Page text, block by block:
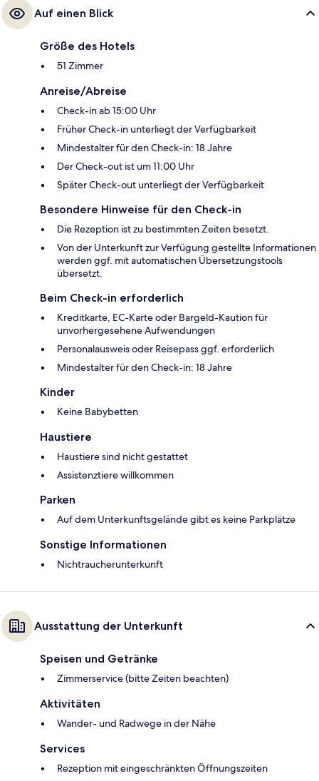
Auf einen Blick
Größe des Hotels
51 Zimmer
Anreise/Abreise
Check-in ab 15:00 Uhr
Früher Check-in unterliegt der Verfügbarkeit
Mindestalter für den Check-in: 18 Jahre
Der Check-out ist um 11:00 Uhr
Später Check-out unterliegt der Verfügbarkeit
Besondere Hinweise für den Check-in
Die Rezeption ist zu bestimmten Zeiten besetzt.
Von der Unterkunft zur Verfügung gestellte Informationen
werden ggf. mit automatischen Übersetzungstools
übersetzt.
Beim Check-in erforderlich
Kreditkarte, EC-Karte oder Bargeld-Kaution für
unvorhergesehene Aufwendungen
Personalausweis oder Reisepass ggf. erforderlich
Mindestalter für den Check-in: 18 Jahre
Kinder
Keine Babybetten
Haustiere
Haustiere sind nicht gestattet
Assistenztiere willkommen
Parken
Auf dem Unterkunftsgelände gibt es keine Parkplätze
Sonstige Informationen
Nichtraucherunterkunft
Ausstattung der Unterkunft
Speisen und Getränke
Zimmerservice (bitte Zeiten beachten)
Aktivitäten
Wander- und Radwege in der Nähe
Services
Rezeption mit eingeschränkten Öffnungszeiten